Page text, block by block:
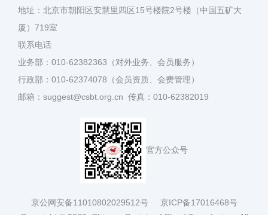
地址：北京市朝阳区安慧里四区15号楼院2号楼（中国五矿大
厦）719室
联系电话
业务部：010-62382363（对外业务、会员服务）
行政部：010-62374078（会员资质、会费管理）
邮箱：suggest@csbt.org.cn 传真：010-62382019
官方公众号
京公网安备11010802029512号 京ICP备17016468号